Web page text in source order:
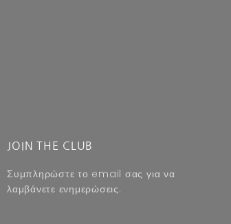
JOIN THE CLUB
Συμπληρώστε το email σας για να
λαμβάνετε ενημερώσεις.